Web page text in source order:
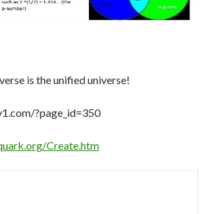
is the unified universe!
?page_id=350
Create.htm